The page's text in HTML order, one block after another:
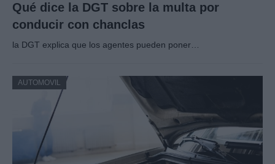
Qué dice la DGT sobre la multa por
conducir con chanclas
la DGT explica que los agentes pueden poner…
AUTOMOVIL